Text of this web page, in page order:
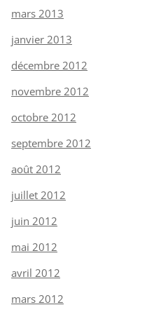
mars 2013
janvier 2013
décembre 2012
novembre 2012
octobre 2012
septembre 2012
août 2012
juillet 2012
juin 2012
mai 2012
avril 2012
mars 2012